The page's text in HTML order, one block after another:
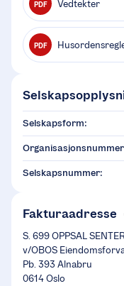
PDF Vedtekter
PDF
Selskapsform:
Selskapsnummer:
Fakturaadresse
S. 699 OPPSAL
v/OBOS
Pb. 393 Alnabru
0614 Oslo